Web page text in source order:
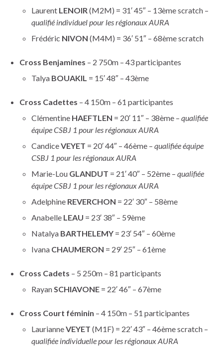
Laurent LENOIR (M2M) = 31′ 45″ – 13ème scratch –
qualifié individuel pour les régionaux AURA
Frédéric NIVON (M4M) = 36′ 51″ – 68ème scratch
Cross Benjamines – 2 750m – 43 participantes
Talya BOUAKIL = 15′ 48″ – 43ème
Cross Cadettes – 4 150m – 61 participantes
Clémentine HAEFTLEN = 20′ 11″ – 38ème – qualifiée
équipe CSBJ 1 pour les régionaux AURA
CandiceVEYET = 20′ 44″ – 46ème – qualifiée équipe
CSBJ 1 pour les régionaux AURA
Marie-Lou GLANDUT = 21′ 40″ – 52ème – qualifiée
équipe CSBJ 1 pour les régionaux AURA
Adelphine REVERCHON = 22′ 30″ – 58ème
Anabelle LEAU = 23′ 38″ – 59ème
Natalya BARTHELEMY = 23′ 54″ – 60ème
Ivana CHAUMERON = 29′ 25″ – 61ème
Cross Cadets – 5 250m – 81 participants
RayanSCHIAVONE = 22′ 46″ – 67ème
Cross Court féminin – 4 150m – 51 participantes
LaurianneVEYET (M1F) = 22′ 43″ – 46ème scratch –
qualifiée individuelle pour les régionaux AURA